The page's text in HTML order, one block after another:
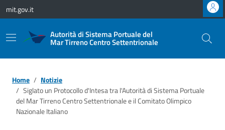
Vai ai contenuti
Vai al footer
mit.gov.it
Autorità di Sistema Portuale del
Mar Tirreno Centro Settentrionale
Home
Notizie
Siglato un Protocollo d'Intesa tra l'Autorità di Sistema Portuale
del Mar Tirreno Centro Settentrionale e il Comitato Olimpico
Nazionale Italiano